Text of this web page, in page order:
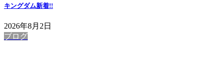
キングダム新着!!
2026年8月2日
ブログ